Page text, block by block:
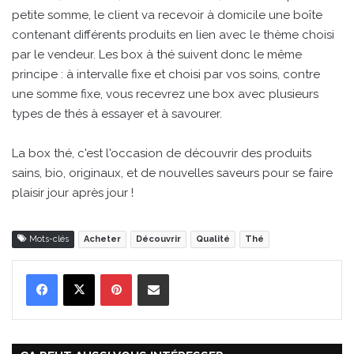
petite somme, le client va recevoir à domicile une boîte
contenant différents produits en lien avec le thème choisi
par le vendeur. Les box à thé suivent donc le même
principe : à intervalle fixe et choisi par vos soins, contre
une somme fixe, vous recevrez une box avec plusieurs
types de thés à essayer et à savourer.
La box thé, c'est l'occasion de découvrir des produits
sains, bio, originaux, et de nouvelles saveurs pour se faire
plaisir jour après jour !
Mots-clés Acheter Découvrir Qualité Thé